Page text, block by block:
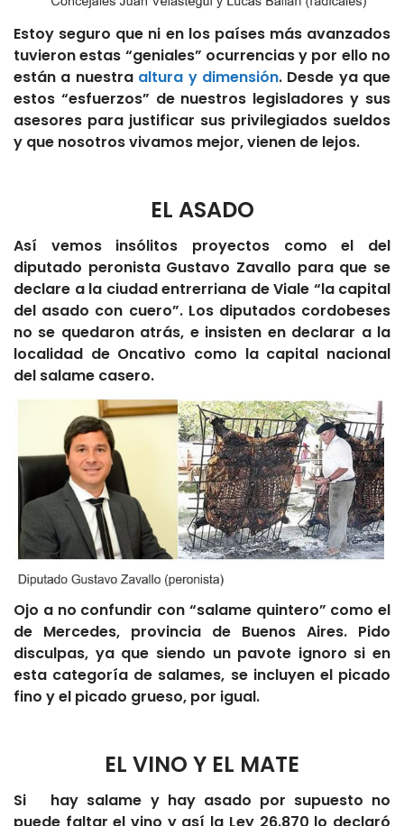
Estoy seguro que ni en los países más avanzados
tuvieron estas “geniales” ocurrencias y por ello no
están a nuestra altura y dimensión. Desde ya que
estos “esfuerzos” de nuestros legisladores y sus
asesores para justificar sus privilegiados sueldos
y que nosotros vivamos mejor, vienen de lejos.
EL ASADO
Así vemos insólitos proyectos como el del
diputado peronista Gustavo Zavallo para que se
declare a la ciudad entrerriana de Viale “la capital
del asado con cuero”. Los diputados cordobeses
no se quedaron atrás, e insisten en declarar a la
localidad de Oncativo como la capital nacional
del salame casero.
Ojo a no confundir con “salame quintero” como el
de Mercedes, provincia de Buenos Aires. Pido
disculpas, ya que siendo un pavote ignoro si en
esta categoría de salames, se incluyen el picado
fino y el picado grueso, por igual.
EL VINO Y EL MATE
Si hay salame y hay asado por supuesto no
puede faltar el vino y así la Ley 26.870 lo declaró